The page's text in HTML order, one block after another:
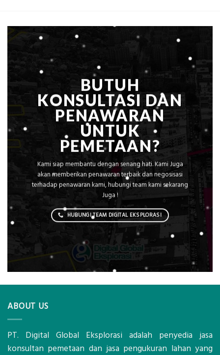
Hasil
Akurat
BUTUH
KONSULTASI DAN
PENAWARAN
UNTUK
PEMETAAN?
Kami siap membantu dengan senang hati. Kami Juga
akan memberikan penawaran terbaik dan negosisasi
terhadap penawaran kami, hubungi team kami sekarang
Juga !
HUBUNGI TEAM DIGITAL EKSPLORASI
ABOUT US
PT. Digital Global Eksplorasi adalah penyedia jasa
konsultan pemetaan dan jasa pengukuran lahan yang